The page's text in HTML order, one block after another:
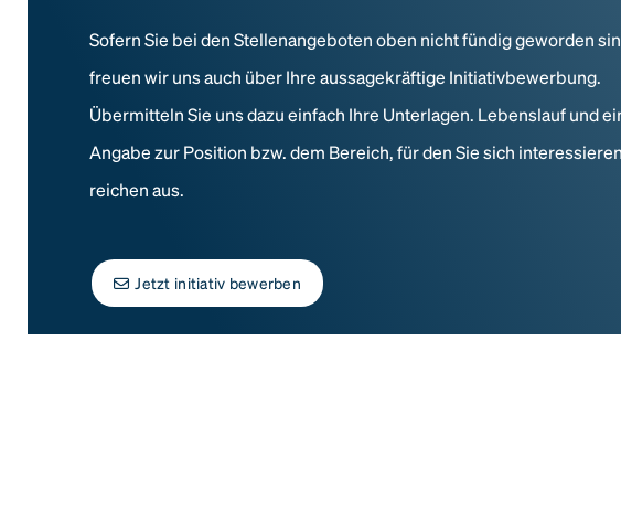
Sofern Sie bei den Stellenangeboten oben nicht fündig geworden
freuen wir uns auch über Ihre aussagekräftige Initiativbewerbung.
Übermitteln Sie uns dazu einfach Ihre Unterlagen. Lebenslauf und
Angabe zur Position bzw. dem Bereich, für den Sie sich interessieren
reichen aus.
Jetzt initiativ bewerben